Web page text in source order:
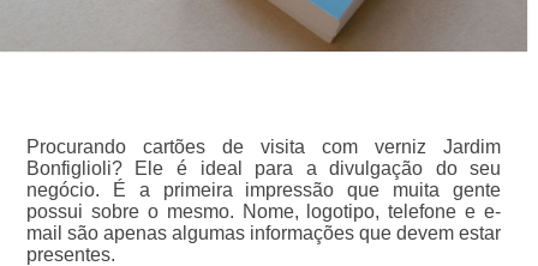
Procurando cartões de visita com verniz Jardim
Bonfiglioli? Ele é ideal para a divulgação do seu
negócio. É a primeira impressão que muita gente
possui sobre o mesmo. Nome, logotipo, telefone e e-
mail são apenas algumas informações que devem estar
presentes.